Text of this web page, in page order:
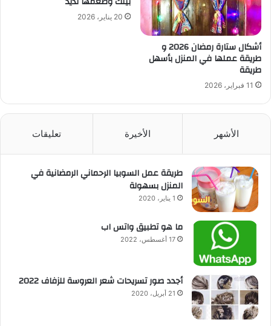
أشكال ستارة رمضان 2026 و
طريقة عملها في المنزل بأسهل
طريقة
11 فبراير، 2026
20 يناير، 2026
الأشهر الأخيرة تعليقات
طريقة عمل السوبيا الرحماني الرمضانية في
المنزل بسهولة
1 يناير، 2020
ما هو تطبيق واتس اب
17 أغسطس، 2022
أجدد صور تسريحات شعر العروسة للزفاف 2022
21 أبريل، 2020